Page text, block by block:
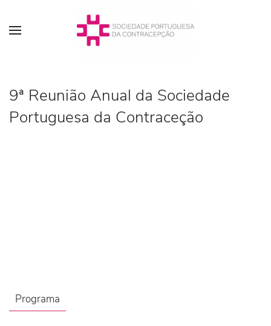
9ª Reunião Anual da Sociedade
Portuguesa da Contraceção
Programa